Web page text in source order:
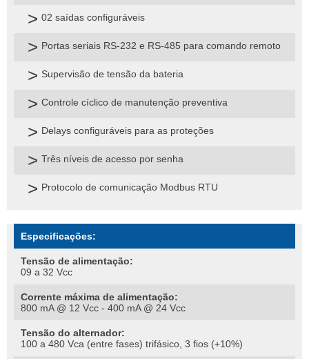
02 saídas configuráveis
Portas seriais RS-232 e RS-485 para comando remoto
Supervisão de tensão da bateria
Controle cíclico de manutenção preventiva
Delays configuráveis para as proteções
Três níveis de acesso por senha
Protocolo de comunicação Modbus RTU
Especificações:
Tensão de alimentação:
09 a 32 Vcc
Corrente máxima de alimentação:
800 mA @ 12 Vcc - 400 mA @ 24 Vcc
Tensão do alternador:
100 a 480 Vca (entre fases) trifásico, 3 fios (+10%)